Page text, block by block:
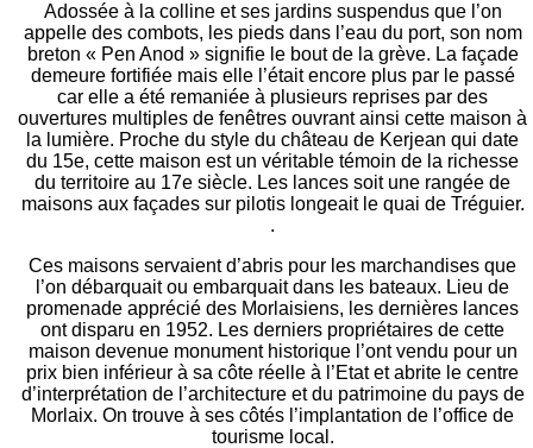
Adossée à la colline et ses jardins suspendus que l’on
appelle des combots, les pieds dans l’eau du port, son nom
breton « Pen Anod » signifie le bout de la grève. La façade
demeure fortifiée mais elle l’était encore plus par le passé
car elle a été remaniée à plusieurs reprises par des
ouvertures multiples de fenêtres ouvrant ainsi cette maison à
la lumière. Proche du style du château de Kerjean qui date
du 15e, cette maison est un véritable témoin de la richesse
du territoire au 17e siècle. Les lances soit une rangée de
maisons aux façades sur pilotis longeait le quai de Tréguier.
.
Ces maisons servaient d’abris pour les marchandises que
l’on débarquait ou embarquait dans les bateaux. Lieu de
promenade apprécié des Morlaisiens, les dernières lances
ont disparu en 1952. Les derniers propriétaires de cette
maison devenue monument historique l’ont vendu pour un
prix bien inférieur à sa côte réelle à l’Etat et abrite le centre
d’interprétation de l’architecture et du patrimoine du pays de
Morlaix. On trouve à ses côtés l’implantation de l’office de
tourisme local.